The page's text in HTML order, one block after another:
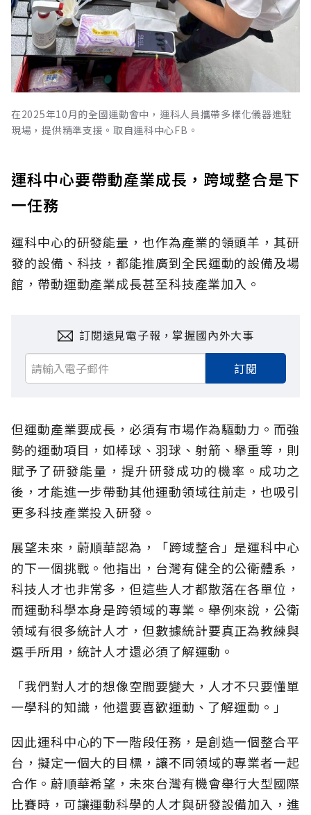
在2025年10月的全國運動會中，運科人員攜帶多樣化儀器進駐
現場，提供精準支援。取自運科中心FB。
運科中心要帶動產業成長，跨域整合是下
一任務
運科中心的研發能量，也作為產業的領頭羊，其研
發的設備、科技，都能推廣到全民運動的設備及場
館，帶動運動產業成長甚至科技產業加入。
訂閱遠見電子報，掌握國內外大事
訂閱
但運動產業要成長，必須有市場作為驅動力。而強
勢的運動項目，如棒球、羽球、射箭、舉重等，則
賦予了研發能量，提升研發成功的機率。成功之
後，才能進一步帶動其他運動領域往前走，也吸引
更多科技產業投入研發。
展望未來，蔚順華認為，「跨域整合」是運科中心
的下一個挑戰。他指出，台灣有健全的公衛體系，
科技人才也非常多，但這些人才都散落在各單位，
而運動科學本身是跨領域的專業。舉例來說，公衛
領域有很多統計人才，但數據統計要真正為教練與
選手所用，統計人才還必須了解運動。
「我們對人才的想像空間要變大，人才不只要懂單
一學科的知識，他還要喜歡運動、了解運動。」
因此運科中心的下一階段任務，是創造一個整合平
台，擬定一個大的目標，讓不同領域的專業者一起
合作。蔚順華希望，未來台灣有機會舉行大型國際
比賽時，可讓運動科學的人才與研發設備加入，進